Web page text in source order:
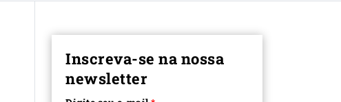
Inscreva-se na nossa
newsletter